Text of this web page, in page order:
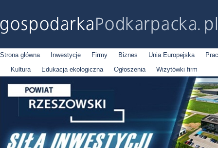
Strona główna Inwestycje Firmy Biznes Unia Europejska
Kultura
Edukacja ekologiczna Ogłoszenia Wizytówki firm